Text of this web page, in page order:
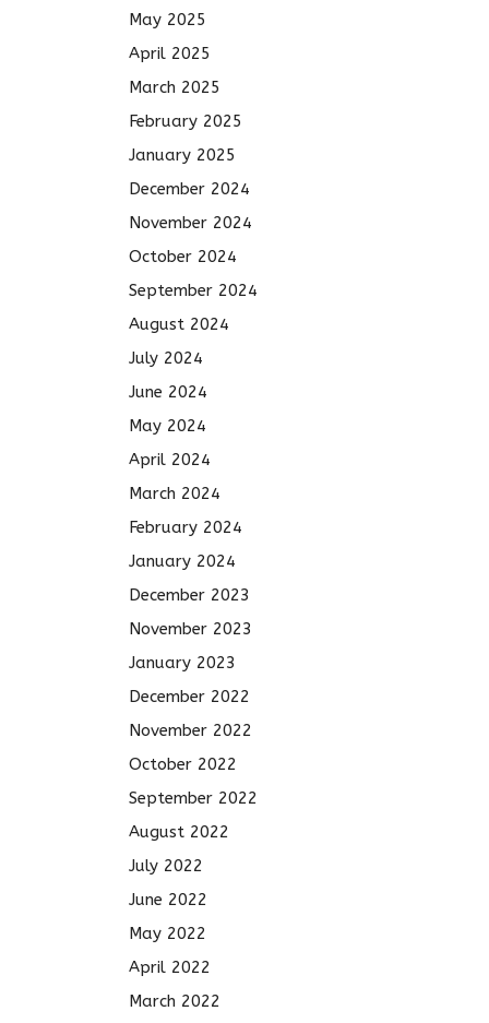
May 2025
April 2025
March 2025
February 2025
January 2025
December 2024
November 2024
October 2024
September 2024
August 2024
July 2024
June 2024
May 2024
April 2024
March 2024
February 2024
January 2024
December 2023
November 2023
January 2023
December 2022
November 2022
October 2022
September 2022
August 2022
July 2022
June 2022
May 2022
April 2022
March 2022